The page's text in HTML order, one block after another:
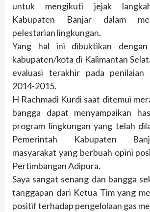
untuk mengikuti jejak
Kabupaten Banjar dalam
pelestarian lingkungan.
Yang hal ini dibuktikan dengan
kabupaten/kota di Kalimantan
evaluasi terakhir pada penilaian
2014-2015.
H Rachmadi Kurdi saat ditemui
bangga dapat menyampaikan
program lingkungan yang telah
Pemerintah Kabupaten
masyarakat yang berbuah opini
Pertimbangan Adipura.
Saya sangat senang dan bangga
tanggapan dari Ketua Tim yang
positif terhadap pengelolaan gas